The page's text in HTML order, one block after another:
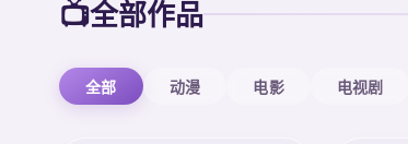
📺全部作品
全部 动漫 电影 电视剧